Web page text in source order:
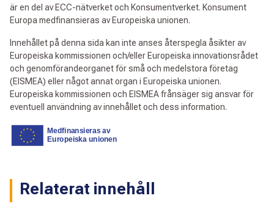
är en del av ECC-nätverket och Konsumentverket. Konsument
Europa medfinansieras av Europeiska unionen.
Innehållet på denna sida kan inte anses återspegla åsikter av
Europeiska kommissionen och/eller Europeiska innovationsrådet
och genomförandeorganet för små och medelstora företag
(EISMEA) eller något annat organ i Europeiska unionen.
Europeiska kommissionen och EISMEA frånsäger sig ansvar för
eventuell användning av innehållet och dess information.
Relaterat innehåll